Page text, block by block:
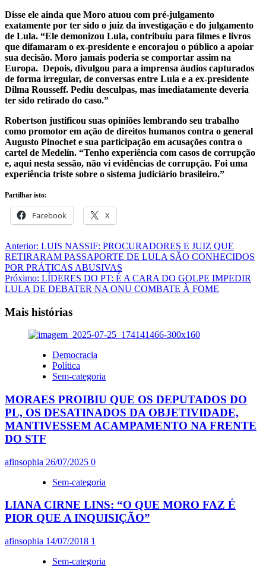
Disse ele ainda que Moro atuou com pré-julgamento
exatamente por ter sido o juiz da investigação e do julgamento
de Lula. “Ele demonizou Lula, contribuiu para filmes e livros
que difamaram o ex-presidente e encorajou o público a apoiar
sua decisão. Moro jamais poderia se comportar assim na
Europa. Depois, divulgou para a imprensa áudios capturados
de forma irregular, de conversas entre Lula e a ex-presidente
Dilma Rousseff. Pediu desculpas, mas imediatamente deveria
ter sido retirado do caso.”
Robertson justificou suas opiniões lembrando seu trabalho
como promotor em ação de direitos humanos contra o general
Augusto Pinochet e sua participação em acusações contra o
cartel de Medelín. “Tenho experiência com casos de corrupção
e, aqui nesta sessão, não vi evidências de corrupção. Foi uma
experiência triste sobre o sistema judiciário brasileiro.”
Partilhar isto:
Facebook X
Navegação
de
artigos
Anterior: LUIS NASSIF: PROCURADORES E JUIZ QUE
RETIRARAM PASSAPORTE DE LULA SÃO CONHECIDOS
POR PRÁTICAS ABUSIVAS
Próximo: LÍDERES DO PT: É A CARA DO GOLPE IMPEDIR
LULA DE DEBATER NA ONU COMBATE À FOME
Mais histórias
Democracia
Política
Sem-categoria
MORAES PROIBIU QUE OS DEPUTADOS DO
PL, OS DESATINADOS DA OBJETIVIDADE,
MANTIVESSEM ACAMPAMENTO NA FRENTE
DO STF
afinsophia 26/07/2025 0
Sem-categoria
LIANA CIRNE LINS: “O QUE MORO FAZ É
PIOR QUE A INQUISIÇÃO”
afinsophia 14/07/2018 1
Sem-categoria